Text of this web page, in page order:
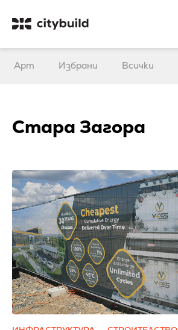
Арт Избрани Всички
Стара Загора